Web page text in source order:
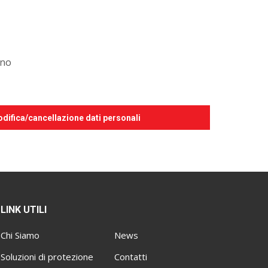
cancellazione dati personali
LINK UTILI
Chi Siamo
Soluzioni di protezione
News
Contatti